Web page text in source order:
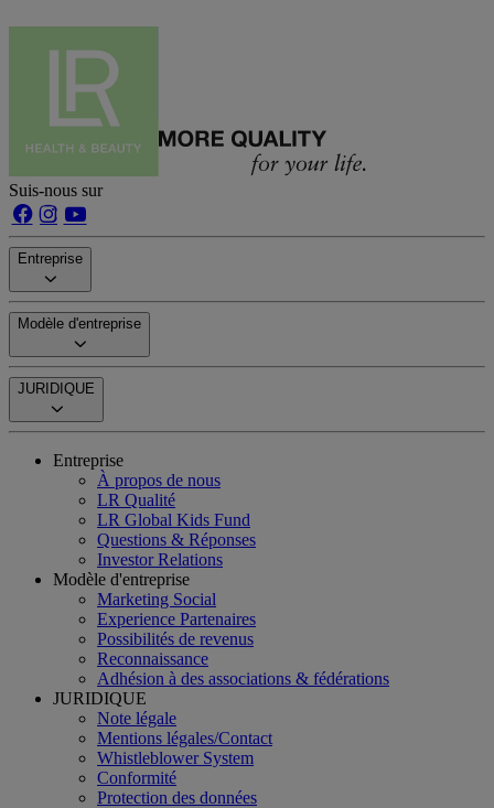
Suis-nous sur
Entreprise
Modèle d'entreprise
JURIDIQUE
Entreprise
À propos de nous
LR Qualité
LR Global Kids Fund
Questions & Réponses
Investor Relations
Modèle d'entreprise
Marketing Social
Experience Partenaires
Possibilités de revenus
Reconnaissance
Adhésion à des associations & fédérations
JURIDIQUE
Note légale
Mentions légales/Contact
Whistleblower System
Conformité
Protection des données